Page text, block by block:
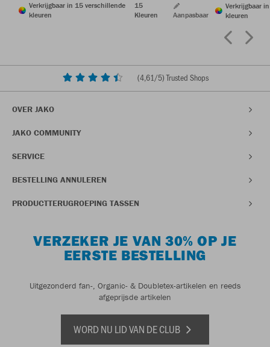
Verkrijgbaar in 15 verschillende
kleuren
15
Kleuren
Aanpasbaar
Verkrijgbaar
kleuren
(4,61/5) Trusted Shops
OVER JAKO
JAKO COMMUNITY
SERVICE
BESTELLING ANNULEREN
PRODUCTTERUGROEPING TASSEN
VERZEKER JE VAN 30% OP JE
EERSTE BESTELLING
Uitgezonderd fan-, Organic- & Doubletex-artikelen en reeds
afgeprijsde artikelen
WORD NU LID VAN DE CLUB